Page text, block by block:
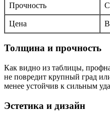
Прочность
Цена
Толщина и прочность
Как видно из таблицы,
не повредит крупный град
менее устойчив к сильным
Эстетика и дизайн